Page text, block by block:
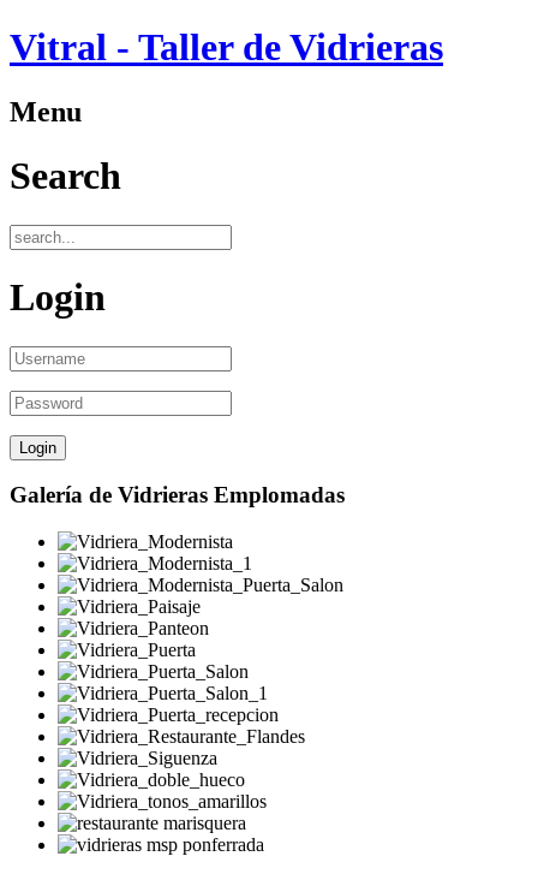
Vitral - Taller de Vidrieras
Menu
Search
Login
Galería de Vidrieras Emplomadas